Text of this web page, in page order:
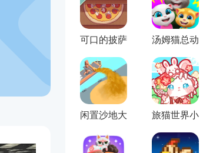
可口的披萨
美味的披萨
汤姆猫总动
员
闲置沙地大
旅猫世界小
镇生活